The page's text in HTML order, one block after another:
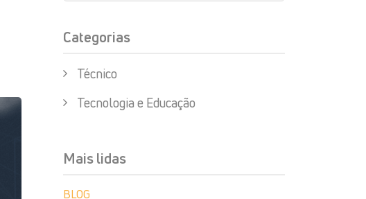
Categorias
Técnico
Tecnologia e Educação
Mais lidas
BLOG